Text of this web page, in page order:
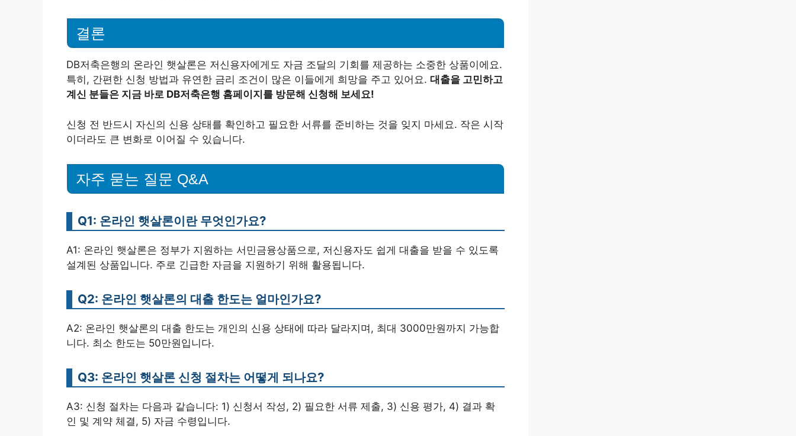
결론
DB저축은행의 온라인 햇살론은 저신용자에게도 자금 조달의 기회를 제공하는 소중한 상품이에요.
특히, 간편한 신청 방법과 유연한 금리 조건이 많은 이들에게 희망을 주고 있어요. 대출을 고민하고
계신 분들은 지금 바로 DB저축은행 홈페이지를 방문해 신청해 보세요!
신청 전 반드시 자신의 신용 상태를 확인하고 필요한 서류를 준비하는 것을 잊지 마세요. 작은 시작
이더라도 큰 변화로 이어질 수 있습니다.
자주 묻는 질문 Q&A
Q1: 온라인 햇살론이란 무엇인가요?
A1: 온라인 햇살론은 정부가 지원하는 서민금융상품으로, 저신용자도 쉽게 대출을 받을 수 있도록
설계된 상품입니다. 주로 긴급한 자금을 지원하기 위해 활용됩니다.
Q2: 온라인 햇살론의 대출 한도는 얼마인가요?
A2: 온라인 햇살론의 대출 한도는 개인의 신용 상태에 따라 달라지며, 최대 3000만원까지 가능합
니다. 최소 한도는 50만원입니다.
Q3: 온라인 햇살론 신청 절차는 어떻게 되나요?
A3: 신청 절차는 다음과 같습니다: 1) 신청서 작성, 2) 필요한 서류 제출, 3) 신용 평가, 4) 결과 확
인 및 계약 체결, 5) 자금 수령입니다.